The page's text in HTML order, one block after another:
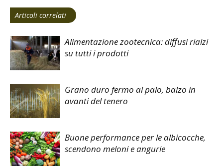
Articoli correlati
Alimentazione zootecnica: diffusi rialzi
su tutti i prodotti
Grano duro fermo al palo, balzo in
avanti del tenero
Buone performance per le albicocche,
scendono meloni e angurie